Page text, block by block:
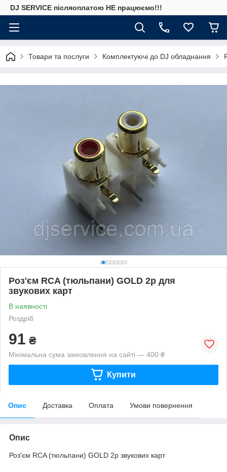
DJ SERVICE пiсляоплатою НЕ працюємо!!!
Товари та послуги Комплектуючі до DJ обладнання
Роз'єм RCA (тюльпани) GOLD 2p для
звукових карт
В наявності
Роздріб
91 ₴
Мінімальна сума замовлення на сайті — 400 ₴
Купити
Опис Доставка Оплата Умови повернення
Опис
Роз'єм RCA (тюльпани) GOLD 2p звукових карт